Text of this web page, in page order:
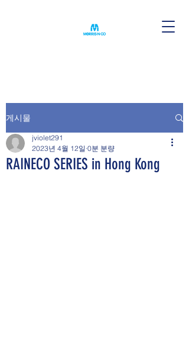
게시물
RAINECO SERIES in Hong Kong
jviolet291
2023년 4월 12일 0분 분량